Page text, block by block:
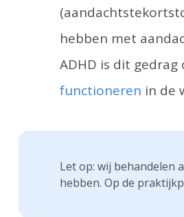
hebben met
ADHD is dit
functioneren in de
Let op: wij behandelen
hebben. Op de